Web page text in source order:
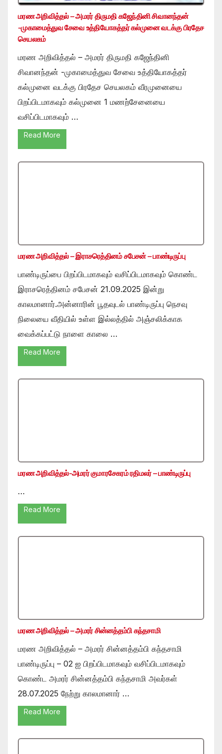
மரண அறிவித்தல் – அமரர் திருமதி கஜேந்தினி சிவானந்தன்
-முகாமைத்துவ சேவை உத்தியோகத்தர் கல்முனை வடக்கு பிரதேச
செயலகம்
மரண அறிவித்தல் – அமரர் திருமதி கஜேந்தினி
சிவானந்தன் -முகாமைத்துவ சேவை உத்தியோகத்தர்
கல்முனை வடக்கு பிரதேச செயலகம் வீரமுனையை
பிறப்பிடமாகவும் கல்முனை 1 மணற்சேனையை
வசிப்பிடமாகவும் …
Read More
மரண அறிவித்தல் – இராசரெத்தினம் சபேசன் – பாண்டிருப்பு
பாண்டிருப்பை பிறப்பிடமாகவும் வசிப்பிடமாகவும் கொண்ட
இராசரெத்தினம் சபேசன் 21.09.2025 இன்று
காலமானார்.அன்னாரின் பூதவுடல் பாண்டிருப்பு நெசவு
நிலையை வீதியில் உள்ள இல்லத்தில் அஞ்சலிக்காக
வைக்கப்பட்டு நாளை காலை …
Read More
மரண அறிவித்தல்-அமரர் குமாரசேகரம் ரதிமலர் – பாண்டிருப்பு
…
Read More
மரண அறிவித்தல் – அமரர் சின்னத்தம்பி கந்தசாமி
மரண அறிவித்தல் – அமரர் சின்னத்தம்பி கந்தசாமி
பாண்டிருப்பு – 02 ஐ பிறப்பிடமாகவும் வசிப்பிடமாகவும்
கொண்ட அமரர் சின்னத்தம்பி கந்தசாமி அவர்கள்
28.07.2025 நேற்று காலமானார் …
Read More